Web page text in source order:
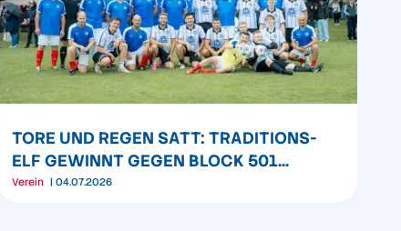
TORE UND REGEN SATT: TRADITIONS-
ELF GEWINNT GEGEN BLOCK 501
ALLSTARS
Verein 04.07.2026